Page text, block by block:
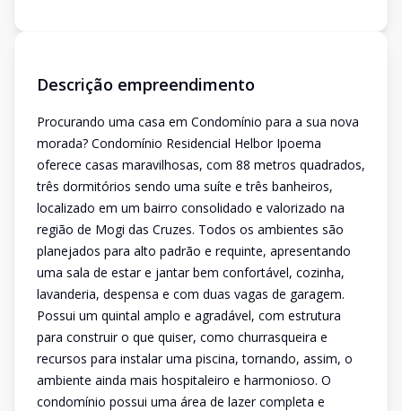
Descrição empreendimento
Procurando uma casa em Condomínio para a sua nova
morada? Condomínio Residencial Helbor Ipoema
oferece casas maravilhosas, com 88 metros quadrados,
três dormitórios sendo uma suíte e três banheiros,
localizado em um bairro consolidado e valorizado na
região de Mogi das Cruzes. Todos os ambientes são
planejados para alto padrão e requinte, apresentando
uma sala de estar e jantar bem confortável, cozinha,
lavanderia, despensa e com duas vagas de garagem.
Possui um quintal amplo e agradável, com estrutura
para construir o que quiser, como churrasqueira e
recursos para instalar uma piscina, tornando, assim, o
ambiente ainda mais hospitaleiro e harmonioso. O
condomínio possui uma área de lazer completa e